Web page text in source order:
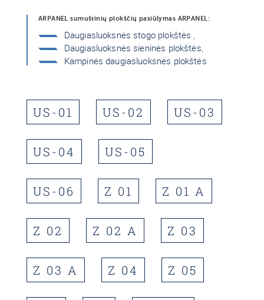
ARPANEL sumuštinių plokščių pasiūlymas ARPANEL:
Daugiasluoksnės stogo plokštės ,
Daugiasluoksnės sieninės plokštės,
Kampinės daugiasluoksnės plokštės
US-01 US-02 US-03
US-04 US-05
US-06 Z 01 Z 01 A
Z 02 Z 02 A Z 03
Z 03 A Z 04 Z 05